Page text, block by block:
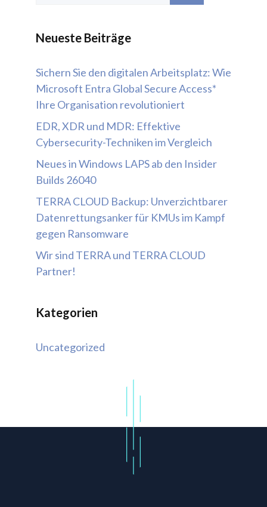
Neueste Beiträge
Sichern Sie den digitalen Arbeitsplatz: Wie
Microsoft Entra Global Secure Access*
Ihre Organisation revolutioniert
EDR, XDR und MDR: Effektive
Cybersecurity-Techniken im Vergleich
Neues in Windows LAPS ab den Insider
Builds 26040
TERRA CLOUD Backup: Unverzichtbarer
Datenrettungsanker für KMUs im Kampf
gegen Ransomware
Wir sind TERRA und TERRA CLOUD
Partner!
Kategorien
Uncategorized